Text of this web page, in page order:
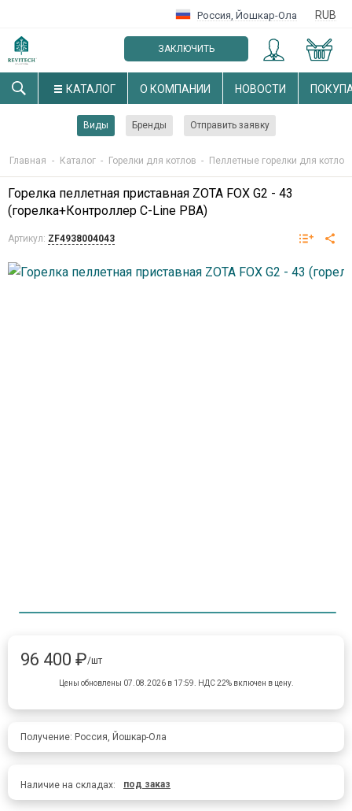
Россия, Йошкар-Ола RUB
ЗАКЛЮЧИТЬ
ОПТОВЫЙ ДОГОВОР
КАТАЛОГ О КОМПАНИИ НОВОСТИ
Виды Бренды Отправить заявку
Главная - Каталог - Горелки для котлов - Пеллетные горелки для котлов
Горелка пеллетная приставная ZOTA FOX G2 - 43
(горелка+Контроллер C-Line PBA)
Артикул: ZF4938004043
96 400 ₽/шт
Цены обновлены 07.08.2026 в 17:59. НДС 22% включен в цену.
Получение: Россия, Йошкар-Ола
Наличие на складах: под заказ